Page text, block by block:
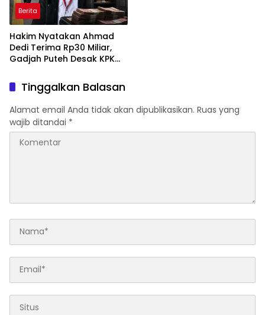
Berita
Hakim Nyatakan Ahmad
Dedi Terima Rp30 Miliar,
Gadjah Puteh Desak KPK
Tersangka
Tinggalkan Balasan
Alamat email Anda tidak akan dipublikasikan. Ruas yang
wajib ditandai *